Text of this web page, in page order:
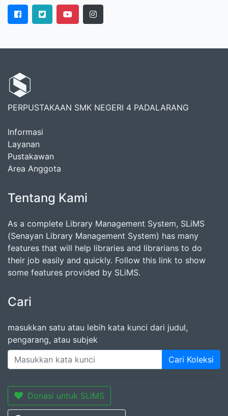
PERPUSTAKAAN SMK NEGERI 4 PADALARANG
Informasi
Layanan
Pustakawan
Area Anggota
Tentang Kami
As a complete Library Management System, SLiMS
(Senayan Library Management System) has many
features that will help libraries and librarians to do
their job easily and quickly. Follow this link to show
some features provided by SLiMS.
Cari
masukkan satu atau lebih kata kunci dari judul,
pengarang, atau subjek
Cari Koleksi
Donasi untuk SLiMS